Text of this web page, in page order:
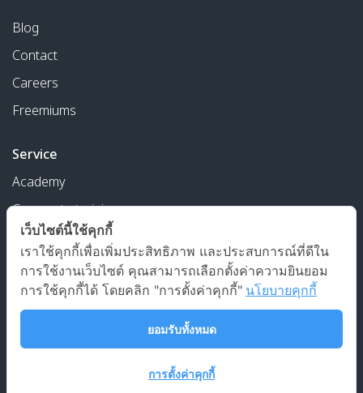
Blog
Contact
Careers
Freemiums
Service
Academy
Corporate training
Agentic-ai solutions
173 หมู่บ้านศิขริน ซอยรามคำแหง 24 แยก 30 แขวงหัวหมาก เขต
บางกะปิ กรุงเทพฯ 10240
เว็บไซต์นี้ใช้คุกกี้
เราใช้คุกกี้เพื่อเพิ่มประสิทธิภาพ และประสบการณ์ที่ดีใน
การใช้งานเว็บไซต์ คุณสามารถเลือกตั้งค่าความยินยอม
การใช้คุกกี้ได้ โดยคลิก "การตั้งค่าคุกกี้" นโยบายคุกกี้
ยอมรับทั้งหมด
การตั้งค่าคุกกี้